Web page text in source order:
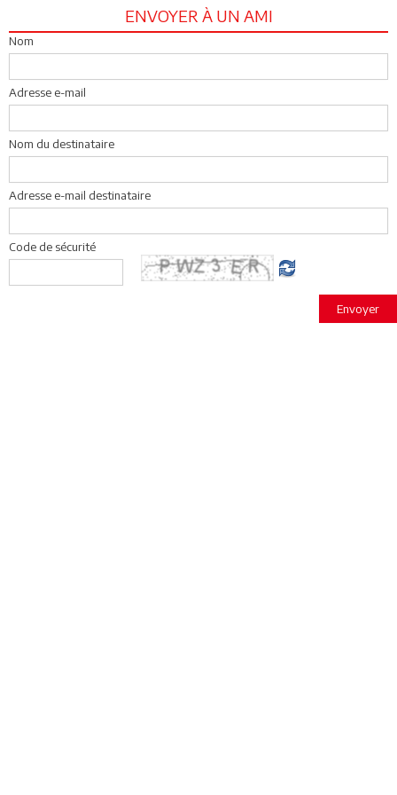
ENVOYER À UN AMI
Nom
Adresse e-mail
Nom du destinataire
Adresse e-mail destinataire
Code de sécurité
Envoyer